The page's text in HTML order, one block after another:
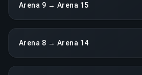
Arena 9 → Arena 15
Arena 8 → Arena 14